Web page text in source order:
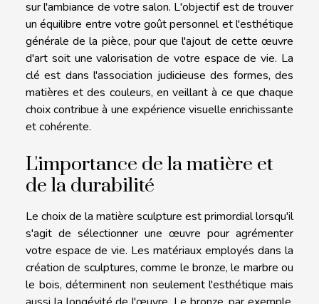
sur l'ambiance de votre salon. L'objectif est de trouver
un équilibre entre votre goût personnel et l'esthétique
générale de la pièce, pour que l'ajout de cette œuvre
d'art soit une valorisation de votre espace de vie. La
clé est dans l'association judicieuse des formes, des
matières et des couleurs, en veillant à ce que chaque
choix contribue à une expérience visuelle enrichissante
et cohérente.
L'importance de la matière et
de la durabilité
Le choix de la matière sculpture est primordial lorsqu'il
s'agit de sélectionner une œuvre pour agrémenter
votre espace de vie. Les matériaux employés dans la
création de sculptures, comme le bronze, le marbre ou
le bois, déterminent non seulement l'esthétique mais